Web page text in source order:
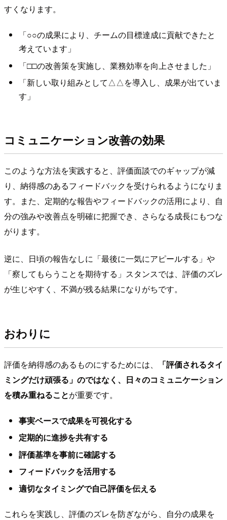
すくなります。
「○○の成果により、チームの目標達成に貢献できたと
考えています」
「□□の改善策を実施し、業務効率を向上させました」
「新しい取り組みとして△△を導入し、成果が出ていま
す」
コミュニケーション改善の効果
このような方法を実践すると、評価面談でのギャップが減
り、納得感のあるフィードバックを受けられるようになりま
す。また、定期的な報告やフィードバックの活用により、自
分の強みや改善点を明確に把握でき、さらなる成長にもつな
がります。
逆に、日頃の報告なしに「最後に一気にアピールする」や
「察してもらうことを期待する」スタンスでは、評価のズレ
が生じやすく、不満が残る結果になりがちです。
おわりに
評価を納得感のあるものにするためには、
「評価されるタイ
ミングだけ頑張る」のではなく、日々のコミュニケーション
を積み重ねることが重要です。
事実ベースで成果を可視化する
定期的に進捗を共有する
評価基準を事前に確認する
フィードバックを活用する
適切なタイミングで自己評価を伝える
これらを実践し、評価のズレを防ぎながら、自分の成果を